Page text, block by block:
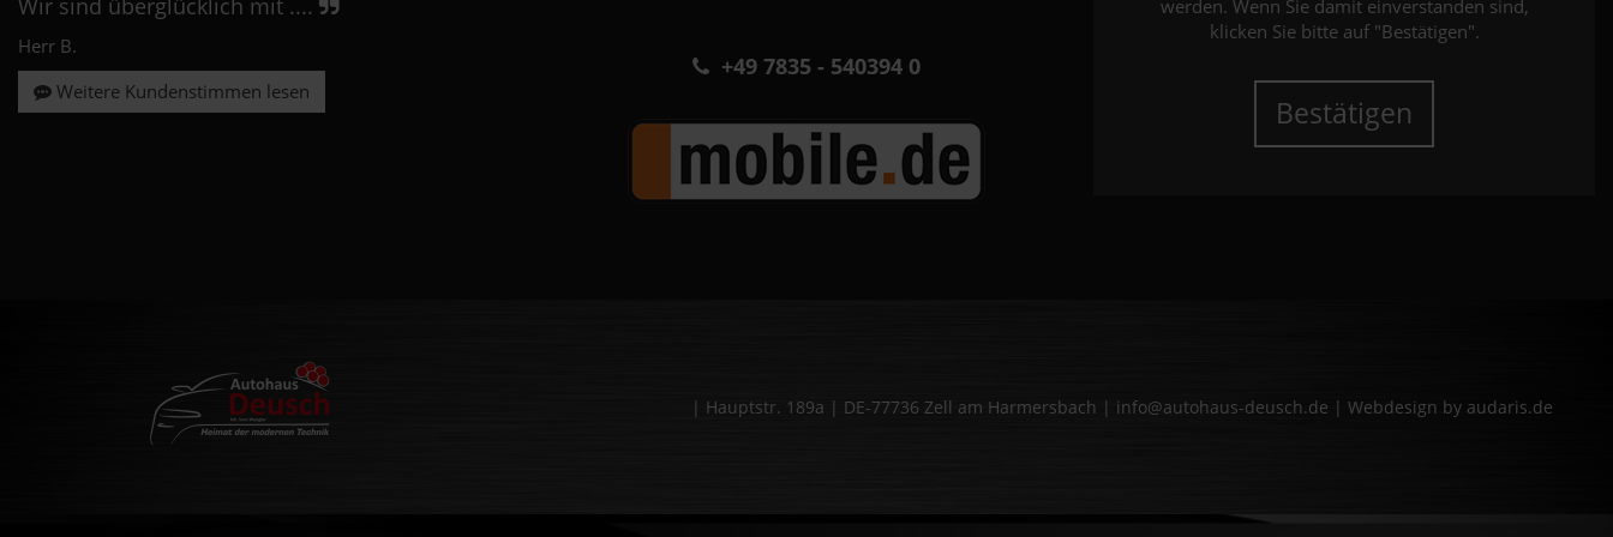
Wir sind überglücklich mit ....
Herr B.
Weitere Kundenstimmen lesen
+49 7835 - 540394 0
werden. Wenn Sie damit einverstanden sind,
klicken Sie bitte auf "Bestätigen".
Bestätigen
| Hauptstr. 189a | DE-77736 Zell am Harmersbach | info@autohaus-deusch.de | Webdesign by audaris.de